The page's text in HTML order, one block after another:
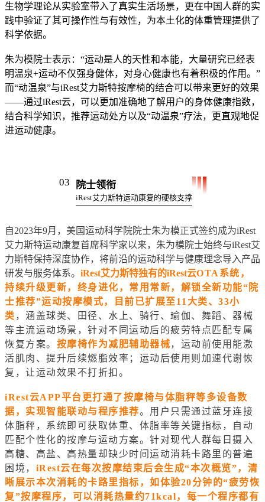
生物学理论从实验室带入了真实生活场景，更在中国人群的实
践中验证了其可操作性与有效性，为本土化的体重管理提供了
科学依据。
朱为模院士表示：“运动是人的天性和本能，大量研究已经表
明温泉+运动不仅强身健体，对身心健康也有着积极的作用。”
而“动温泉”与iRest艾力斯特按摩椅的结合可以带来更好的效果
——通过iRest云，可以更加准确地了解用户的身体健康指数，
结合科学知识，推荐运动处方以及“动温泉”疗法，更直观地促
进运动健康。
03 院士领衔
iRest艾力斯特运动康复的硬核支撑
自2023年9月，美国运动科学院院士朱为模正式签约成为iRest
艾力斯特运动康复首席科学家以来，朱为模院士始终与iRest艾
力斯特保持深度协作，将前沿的运动科学与健康理念导入产品
研发与服务体系。 iRest艾力斯特独有的iRest云OTA系统，
持续升级更新，终身进化，常用常新，解锁全新功能“院
士推荐”运动按摩模式，目前已扩展至11大类、33小
类 ，涵盖球类、田径、水上、骑行、瑜伽、舞蹈、器械
等主流运动场景，针对不同运动后的疲劳特点匹配专属
恢复方案。 按摩椅作为减肥辅助器械，运动前使用能激
活肌肉、提升后续燃脂效率；运动后使用则加速代谢恢
复，让运动效果不打折扣。
iRest云APP平台更打通了按摩椅与体脂秤等多设备数
据，实现智能联动与程序推荐。用户只需通过蓝牙连接
体脂秤，系统即可获取体重、体脂率等关键指标，自动
匹配个性化的按摩与运动方案。针对现代人群每日摄入
高糖、高盐、高热量却缺少时间运动消耗卡路里的普遍
困境， iRest云在每次按摩结束后会生成“本次概览”，清
晰展示本次消耗的卡路里指标，如体验20分钟的“疲劳恢
复”按摩程序，可以消耗热量约71kcal，每一个程序都有